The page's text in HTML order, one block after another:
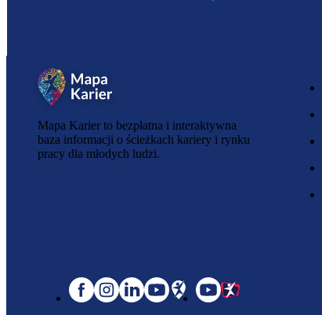
Mapa Karier to bezpłatna i interaktywna
baza informacji o ścieżkach kariery i rynku
pracy dla młodych ludzi.